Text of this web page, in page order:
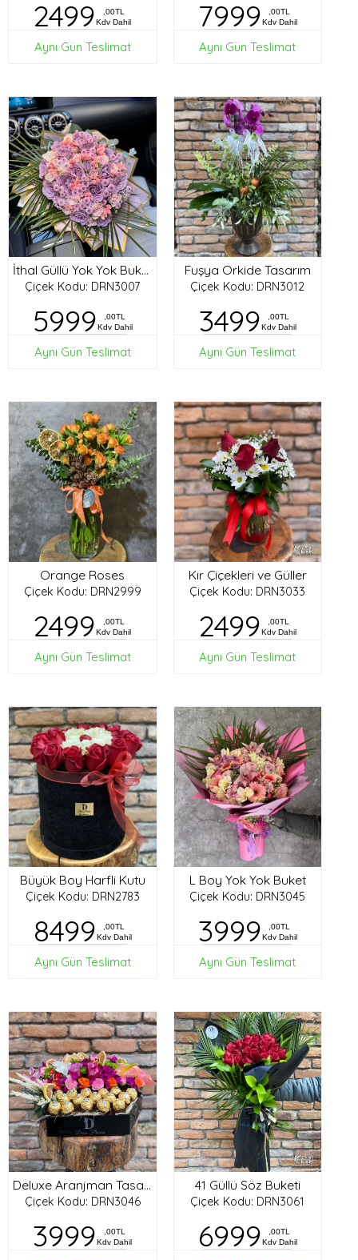
2499
,00TL
Kdv Dahil
Aynı Gün Teslimat
7999
,00TL
Kdv Dahil
Aynı Gün Teslimat
İthal Güllü Yok Yok Buket
Çiçek Kodu: DRN3007
5999
,00TL
Kdv Dahil
Aynı Gün Teslimat
Fuşya Orkide Tasarım
Çiçek Kodu: DRN3012
3499
,00TL
Kdv Dahil
Aynı Gün Teslimat
Orange Roses
Çiçek Kodu: DRN2999
2499
,00TL
Kdv Dahil
Aynı Gün Teslimat
Kır Çiçekleri ve Güller
Çiçek Kodu: DRN3033
2499
,00TL
Kdv Dahil
Aynı Gün Teslimat
Büyük Boy Harfli Kutu
Çiçek Kodu: DRN2783
8499
,00TL
Kdv Dahil
Aynı Gün Teslimat
L Boy Yok Yok Buket
Çiçek Kodu: DRN3045
3999
,00TL
Kdv Dahil
Aynı Gün Teslimat
Deluxe Aranjman Tasarım
Çiçek Kodu: DRN3046
3999
,00TL
Kdv Dahil
41 Güllü Söz Buketi
Çiçek Kodu: DRN3061
6999
,00TL
Kdv Dahil